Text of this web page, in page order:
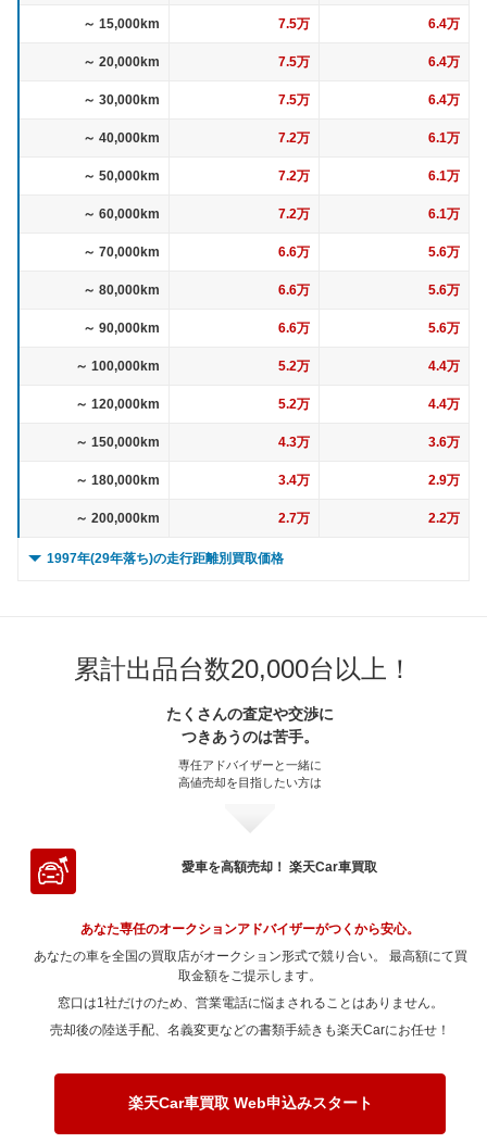
～ 15,000km 7.5万 6.4万
～ 20,000km 7.5万 6.4万
～ 30,000km 7.5万 6.4万
～ 40,000km 7.2万 6.1万
～ 50,000km 7.2万 6.1万
～ 60,000km 7.2万 6.1万
～ 70,000km 6.6万 5.6万
～ 80,000km 6.6万 5.6万
～ 90,000km 6.6万 5.6万
～ 100,000km 5.2万 4.4万
～ 120,000km 5.2万 4.4万
～ 150,000km 4.3万 3.6万
～ 180,000km 3.4万 2.9万
～ 200,000km 2.7万 2.2万
1997年(29年落ち)の走行距離別買取価格
～ 15,000km 4.1万
4.1万
3.9万
3.9万
3.6万
～ 150,000km 2.3万
～ 180,000km 1.8万 1.6万
累計出品台数20,000台以上！
たくさんの査定や交渉に
つきあうのは苦手。
専任アドバイザーと一緒に
高値売却を目指したい方は
愛車を高額売却！ 楽天Car車買取
あなた専任のオークションアドバイザーがつくから安心。
あなたの車を全国の買取店がオークション形式で競り合い。 最高額にて買
取金額をご提示します。
窓口は1社だけのため、営業電話に悩まされることはありません。
売却後の陸送手配、名義変更などの書類手続きも楽天Carにお任せ！
楽天Car車買取 Web申込みスタート